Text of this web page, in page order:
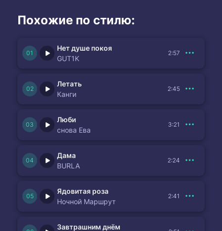
Похожие по стилю:
Нет душе покоя
GUT1K
2:57
Летать
Канги
2:45
Люби
снова Ева
3:21
Дама
BURLA
2:24
Ядовитая роза
Ночной Маршрут
2:41
Завтрашним днём